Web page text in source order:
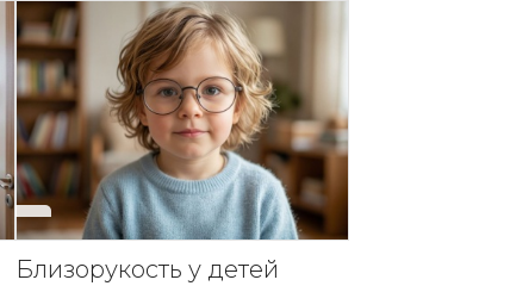
Близорукость у детей